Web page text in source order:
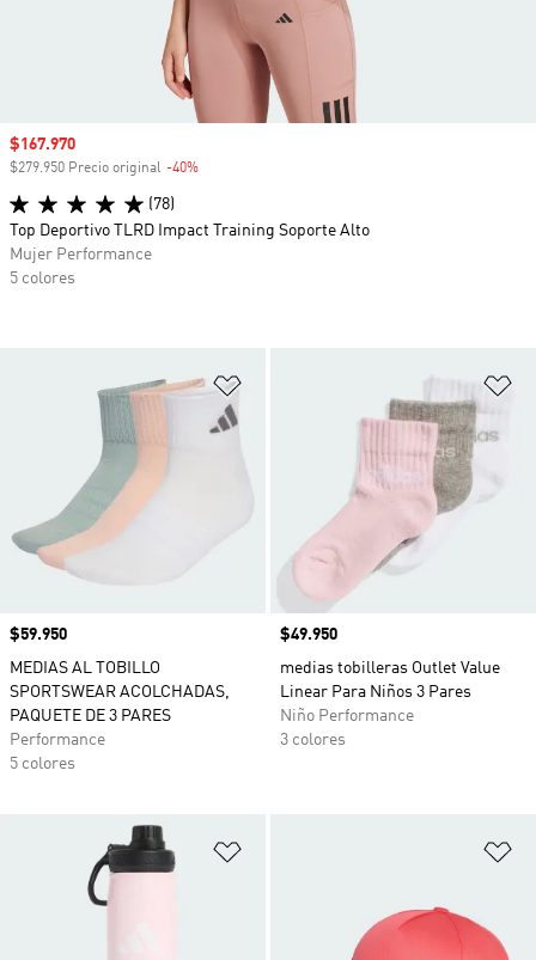
Añadir a la lista de deseos
Precio
$59.950
MEDIAS AL TOBILLO
SPORTSWEAR ACOLCHADAS,
PAQUETE DE 3 PARES
Performance
5 colores
Precio
$49.950
medias tobilleras Outlet Value
Linear Para Niños 3 Pares
Niño Performance
3 colores
Precio de venta
$167.970
$279.950 Precio original -40%
(78)
Top Deportivo TLRD Impact Training Soporte Alto
Mujer Performance
5 colores